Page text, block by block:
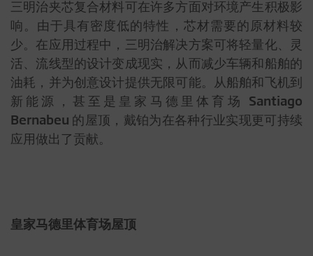
三明治夹芯复合材料可在许多方面对环境产生积极影
响。由于具有密度低的特性，芯材需要的原材料较
少。在应用过程中，三明治解决方案可将轻量化、灵
活、流线型的设计变成现实，从而减少车辆和船舶的
油耗，并为创意设计提供无限可能。从船舶和飞机到
新能源，甚至是皇家马德里体育场 Santiago
Bernabeu 的屋顶，戴铂为在各种行业实现更可持续
应用做出了贡献。
皇家马德里体育场屋顶